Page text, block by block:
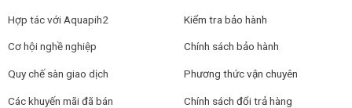
Hợp tác với Aquapih2
Cơ hội nghề nghiệp
Quy chế sàn giao dịch
Các khuyến mãi đã bán
Kiểm tra bảo hành
Chính sách bảo hành
Phương thức vận chuyên
Chính sách đổi trả hàng